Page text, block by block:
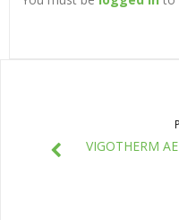
VIGOTHERM